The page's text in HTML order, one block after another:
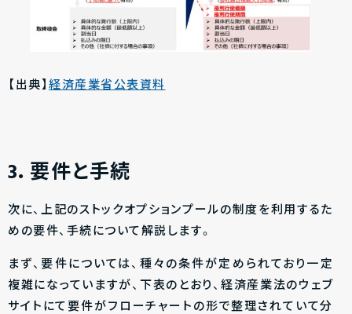
【出典】経済産業省公表資料
3．要件と手続
次に、上記のストックオプションプールの制度を利用するた
めの要件、手続について解説します。
まず、要件については、種々の条件が定められており一定
複雑になっていますが、下表のとおり、経済産業法のウェブ
サイトにて要件がフローチャートの形で整理されていて分